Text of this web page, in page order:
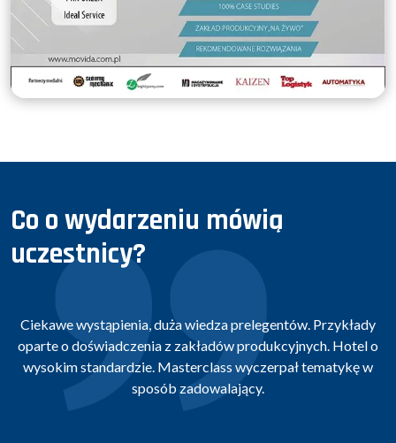
Co o wydarzeniu mówią
uczestnicy?
Ciekawe wystąpienia, duża wiedza prelegentów. Przykłady
oparte o doświadczenia z zakładów produkcyjnych. Hotel o
wysokim standardzie. Masterclass wyczerpał tematykę w
sposób zadowalający.